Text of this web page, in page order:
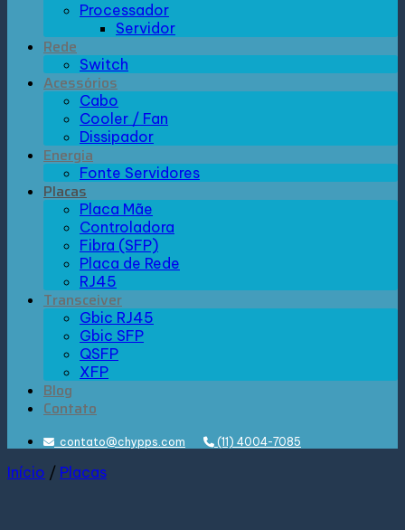
Processador
Servidor
Rede
Switch
Acessórios
Cabo
Cooler / Fan
Dissipador
Energia
Fonte Servidores
Placas
Placa Mãe
Controladora
Fibra (SFP)
Placa de Rede
RJ45
Transceiver
Gbic RJ45
Gbic SFP
QSFP
XFP
Blog
Contato
contato@chypps.com (11) 4004-7085
Início / Placas